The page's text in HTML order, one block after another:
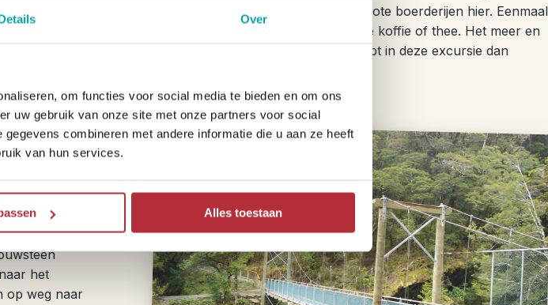
Over
om functies voor social media te bieden en om ons
uw gebruik van onze site met onze partners voor social
combineren met andere informatie die u aan ze heeft
van hun services.
Alles toestaan
dus je krijgt een direct een kijkje in de keuken van de grote boerderijen hier. Eenmaal
op de top kijk je je ogen uit onder het genot van een kopje koffie of thee. Het meer en
strekken zich uit zover als je kunt kijken. Als je interesse hebt in deze excursie dan
het
op weg naar